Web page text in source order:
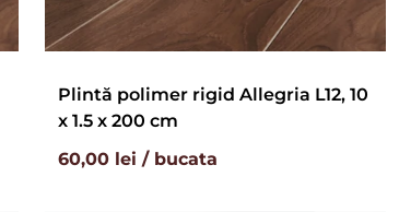
Plintă polimer rigid Allegria L12, 10
x 1.5 x 200 cm
60,00 lei / bucata